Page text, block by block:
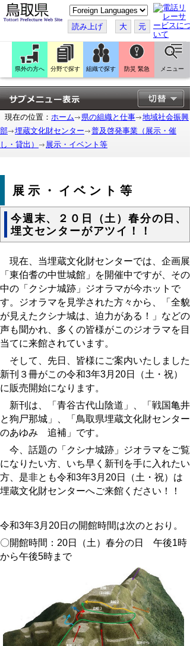
こ
の
ペ
ー
ジ
翻
訳
す
る
読み上げ 大 元
県外の方へ 分野で探す 組織で探す 防災 緊急 メニュー
現在の位置： ホーム 県の組織と仕事
地域社会振興
部
埋蔵文化財センター
普及啓発事業（展示・催
し・貸出）
展示・イベント等
展示・イベント等
今週末、２０日（土）春分の日、
埋文センターがアツイ！！
現在、当埋蔵文化財センターでは、企画展
「東伯耆の中世城館」を開催中ですが、その
中の「クシナ城跡」ジオラマが今ホットで
す。ジオラマを見学された方々から、「全貌
が見えたクシナ城は、迫力がある！」などの
声も聞かれ、多くの皆様がこのジオラマを目
当てに来館されています。
そして、先日、皆様にご案内いたしました
新刊３冊がこの令和3年3月20日（土・祝）
に販売開始になります。
新刊は、「青谷古代山陰道」、「戦国亀井
と狗尸那城」、「鳥取県埋蔵文化財センター
のあゆみ 追補」です。
今、話題の「クシナ城跡」ジオラマをご覧
になりたい方、いち早く新刊を手に入れたい
方、是非とも令和3年3月20日（土・祝）は
埋蔵文化財センターへご来館ください！！
令和3年3月20日の開館時間は次のとおり。
〇開館時間：20日（土）春分の日 午後1時
から午後5時まで